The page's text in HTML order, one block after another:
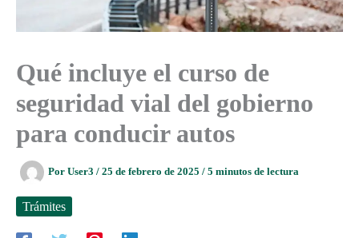
Qué incluye el curso de
seguridad vial del gobierno
para conducir autos
Por User3 / 25 de febrero de 2025 / 5 minutos de lectura
Trámites